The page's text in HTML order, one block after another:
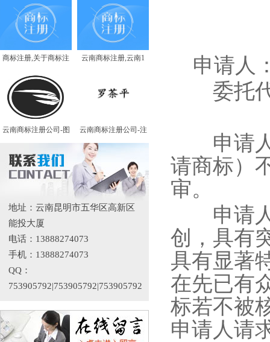
商标注册,关于商标注 云南商标注册,云南1
云南商标注册公司-图 云南商标注册公司-注
地址：云南昆明市五华区高新区
能投大厦
电话：13888274073
手机：13888274073
QQ：
753905792|753905792|753905792
申请人
委托代
申请人
请商标）
审。
申请人
创，具有
具有显著
在先已有
标若不被
申请人请